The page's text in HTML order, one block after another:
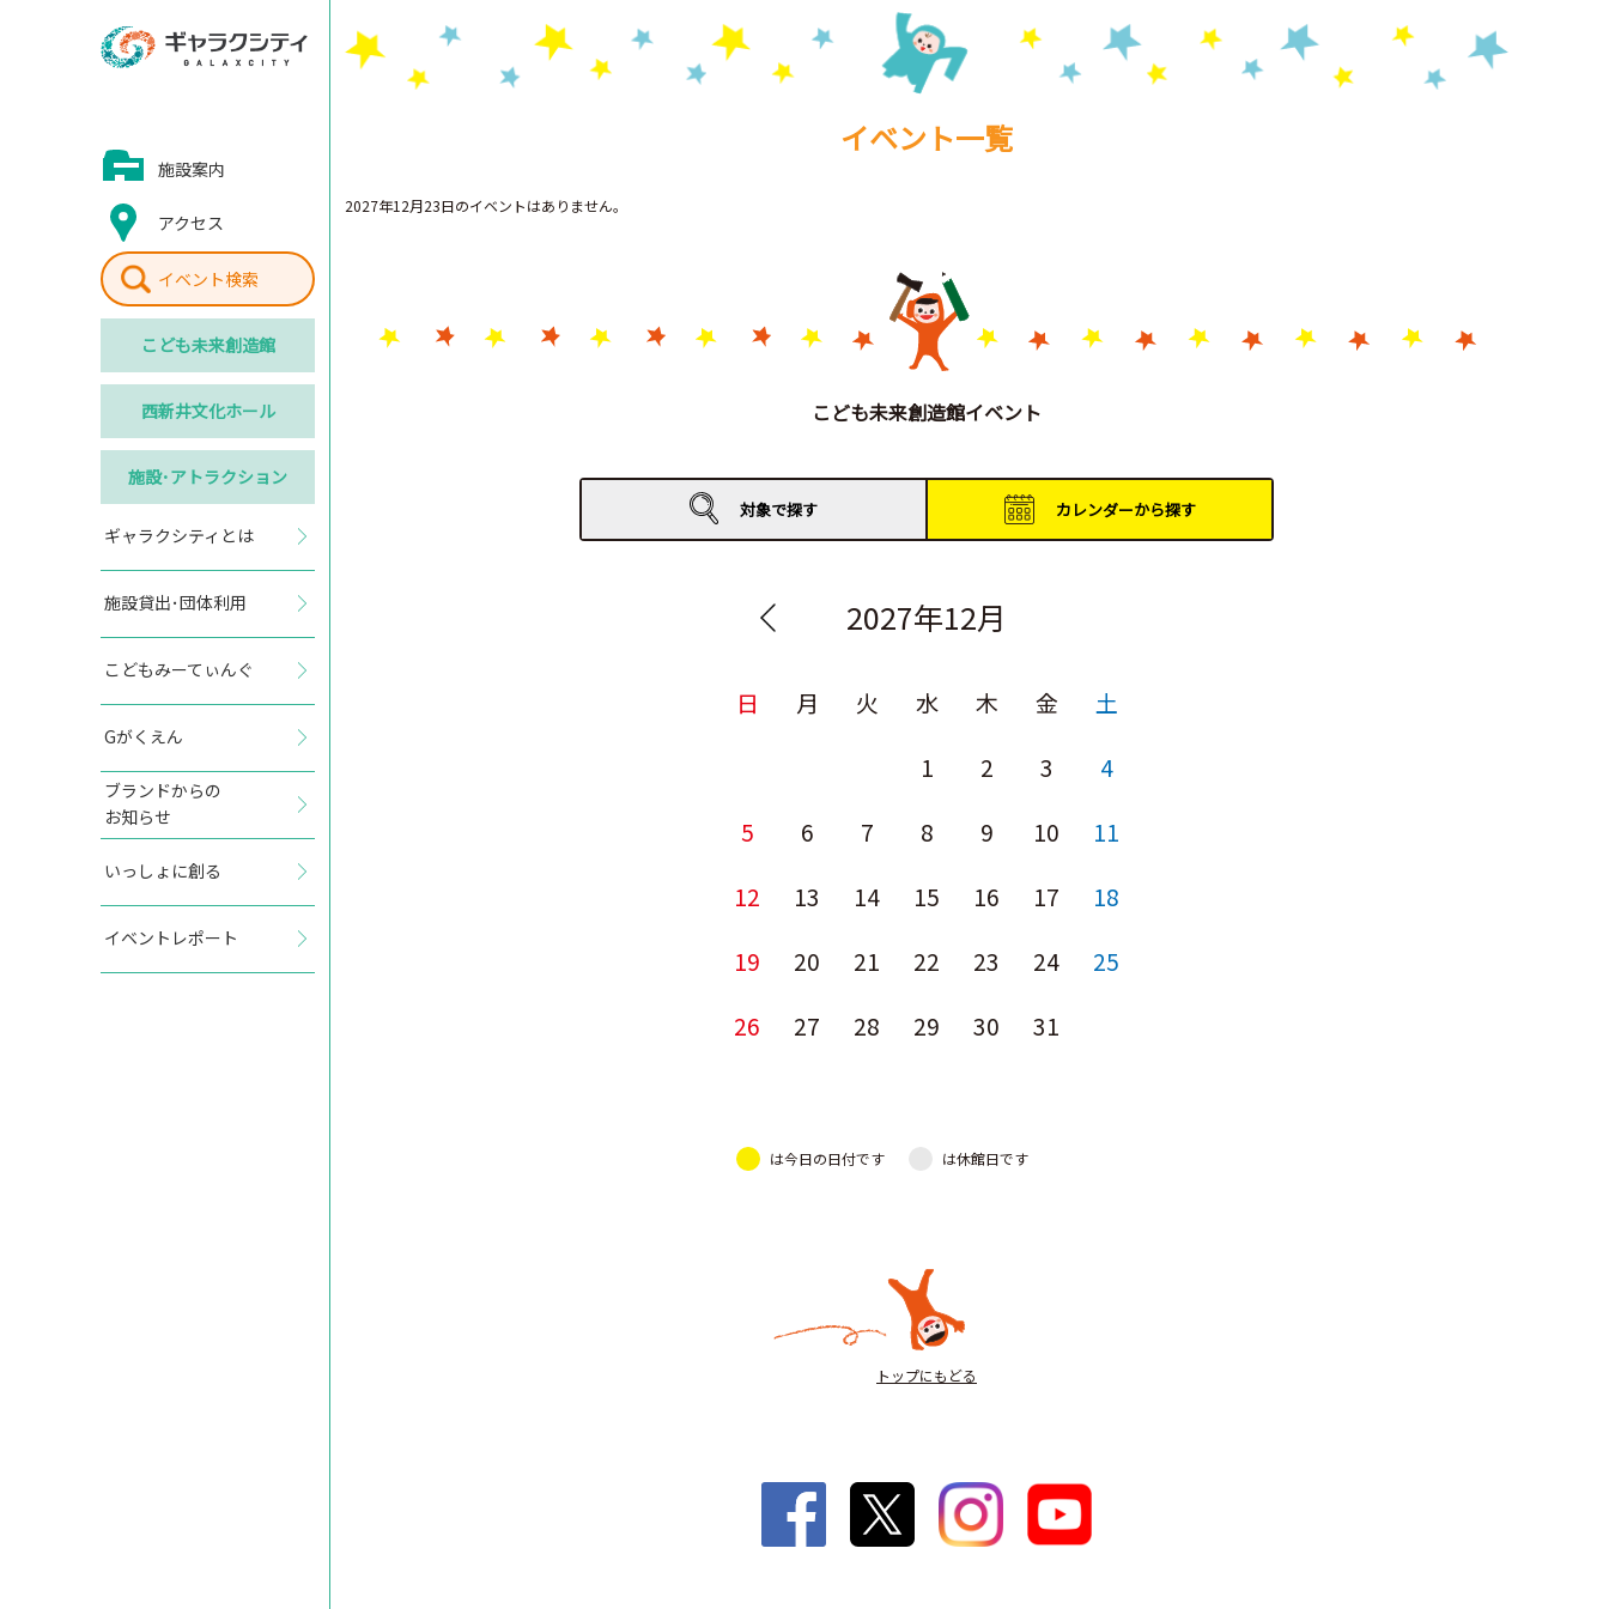
施設案内
アクセス
イベント検索
こども未来創造館
西新井文化ホール
施設･アトラクション
ギャラクシティとは
施設貸出･団体利用
こどもみーてぃんぐ
Gがくえん
ブランドからの
お知らせ
いっしょに創る
イベントレポート
イベント一覧
2027年12月23日のイベントはありません。
こども未来創造館イベント
対象で探す カレンダーから探す
2027年11月
月 火 水 木
1
2 3 4
8 9 10 11
2027年12月
日 月 火 水 木 金
土
1
2 3
4
5
6 7 8 9 10
11
12
13 14 15 16 17
18
19
20 21 22 23 24
25
26
27 28 29 30 31
は今日の日付です は休館日です
トップにもどる